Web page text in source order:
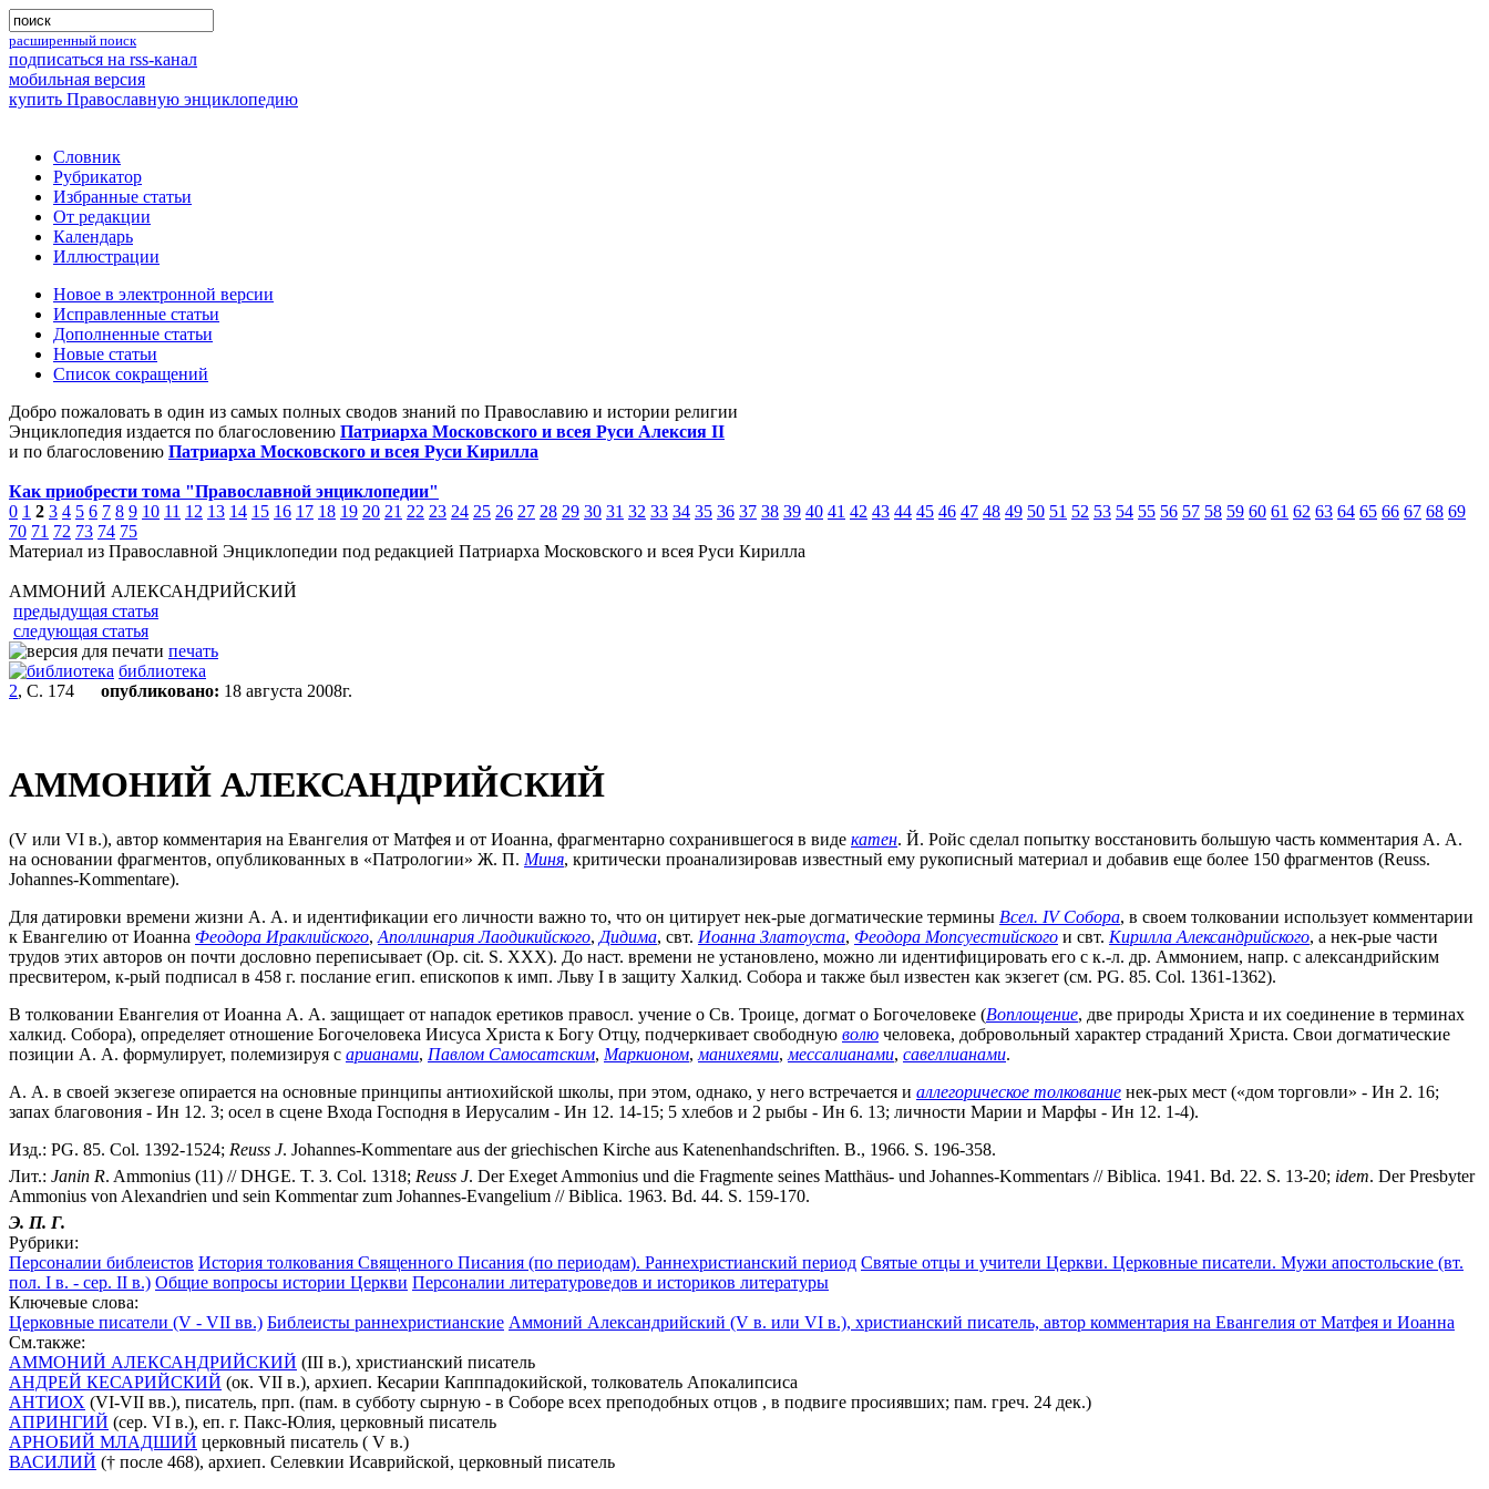
расширенный поиск
подписаться на rss-канал
мобильная версия
купить Православную энциклопедию
Словник
Рубрикатор
Избранные статьи
От редакции
Календарь
Иллюстрации
Новое в электронной версии
Исправленные статьи
Дополненные статьи
Новые статьи
Список сокращений
Добро пожаловать в один из самых полных сводов знаний по Православию и истории религии
Энциклопедия издается по благословению Патриарха Московского и всея Руси Алексия II
и по благословению Патриарха Московского и всея Руси Кирилла
Как приобрести тома "Православной энциклопедии"
0 1 2 3 4 5 6 7 8 9 10 11 12 13 14 15 16 17 18 19 20 21 22 23 24 25 26 27 28 29 30 31 32 33 34 35 36 37 38 39 40 41 42 43 44 45 46 47 48 49 50 51 52 53 54 55 56 57 58 59 60 61 62 63 64 65 66 67 68 69
70 71 72 73 74 75
Материал из Православной Энциклопедии под редакцией Патриарха Московского и всея Руси Кирилла
АММОНИЙ АЛЕКСАНДРИЙСКИЙ
предыдущая статья
следующая статья
печать
библиотека
2, С. 174 опубликовано: 18 августа 2008г.
АММОНИЙ АЛЕКСАНДРИЙСКИЙ
(V или VI в.), автор комментария на Евангелия от Матфея и от Иоанна, фрагментарно сохранившегося в виде катен. Й. Ройс сделал попытку восстановить большую часть комментария А. А.
на основании фрагментов, опубликованных в «Патрологии» Ж. П. Миня, критически проанализировав известный ему рукописный материал и добавив еще более 150 фрагментов (Reuss.
Johannes-Kommentare).
Для датировки времени жизни А. А. и идентификации его личности важно то, что он цитирует нек-рые догматические термины Всел. IV Собора, в своем толковании использует комментарии
к Евангелию от Иоанна Феодора Ираклийского, Аполлинария Лаодикийского, Дидима, свт. Иоанна Златоуста, Феодора Мопсуестийского и свт. Кирилла Александрийского, а нек-рые части
трудов этих авторов он почти дословно переписывает (Op. cit. S. XXX). До наст. времени не установлено, можно ли идентифицировать его с к.-л. др. Аммонием, напр. с александрийским
пресвитером, к-рый подписал в 458 г. послание егип. епископов к имп. Льву I в защиту Халкид. Собора и также был известен как экзегет (см. PG. 85. Col. 1361-1362).
В толковании Евангелия от Иоанна А. А. защищает от нападок еретиков правосл. учение о Св. Троице, догмат о Богочеловеке (Воплощение, две природы Христа и их соединение в терминах
халкид. Собора), определяет отношение Богочеловека Иисуса Христа к Богу Отцу, подчеркивает свободную волю человека, добровольный характер страданий Христа. Свои догматические
позиции А. А. формулирует, полемизируя с арианами, Павлом Самосатским, Маркионом, манихеями, мессалианами, савеллианами.
А. А. в своей экзегезе опирается на основные принципы антиохийской школы, при этом, однако, у него встречается и аллегорическое толкование нек-рых мест («дом торговли» - Ин 2. 16;
запах благовония - Ин 12. 3; осел в сцене Входа Господня в Иерусалим - Ин 12. 14-15; 5 хлебов и 2 рыбы - Ин 6. 13; личности Марии и Марфы - Ин 12. 1-4).
Изд.: PG. 85. Col. 1392-1524; Reuss J. Johannes-Kommentare aus der griechischen Kirche aus Katenenhandschriften. B., 1966. S. 196-358.
Лит.: Janin R. Ammonius (11) // DHGE. T. 3. Col. 1318; Reuss J. Der Exeget Ammonius und die Fragmente seines Matthäus- und Johannes-Kommentars // Biblica. 1941. Bd. 22. S. 13-20; idem. Der Presbyter
Ammonius von Alexandrien und sein Kommentar zum Johannes-Evangelium // Biblica. 1963. Bd. 44. S. 159-170.
Э. П. Г.
Рубрики:
Персоналии библеистов История толкования Священного Писания (по периодам). Раннехристианский период Святые отцы и учители Церкви. Церковные писатели. Мужи апостольские (вт.
пол. I в. - сер. II в.) Общие вопросы истории Церкви Персоналии литературоведов и историков литературы
Ключевые слова:
Церковные писатели (V - VII вв.) Библеисты раннехристианские Аммоний Александрийский (V в. или VI в.), христианский писатель, автор комментария на Евангелия от Матфея и Иоанна
См.также:
АММОНИЙ АЛЕКСАНДРИЙСКИЙ (III в.), христианский писатель
АНДРЕЙ КЕСАРИЙСКИЙ (ок. VII в.), архиеп. Кесарии Капппадокийской, толкователь Апокалипсиса
АНТИОХ (VI-VII вв.), писатель, прп. (пам. в субботу сырную - в Соборе всех преподобных отцов , в подвиге просиявших; пам. греч. 24 дек.)
АПРИНГИЙ (сер. VI в.), еп. г. Пакс-Юлия, церковный писатель
АРНОБИЙ МЛАДШИЙ церковный писатель ( V в.)
ВАСИЛИЙ († после 468), архиеп. Селевкии Исаврийской, церковный писатель